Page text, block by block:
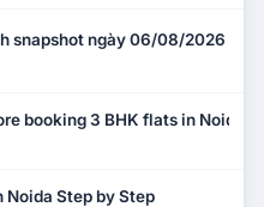
snapshot ngày 06/08/2026
booking 3 BHK flats in Noida?
Step by Step